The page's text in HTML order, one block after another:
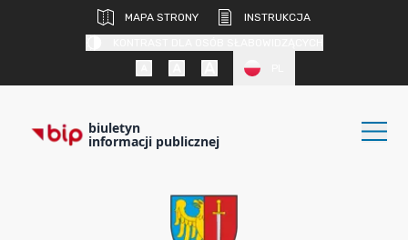
MAPA STRONY
INSTRUKCJA
biuletyn
informacji publicznej